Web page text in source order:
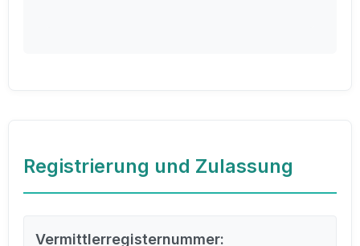
Registrierung und Zulassung
Vermittlerregisternummer: